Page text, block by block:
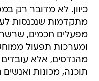
כיוון. לא מדובר רק
מתקדמות שנכנסות
מפעלים חכמים,
ומערכות תפעול
מהנדסים, אלא עובדים
תוכנה, מכונות ואנשים